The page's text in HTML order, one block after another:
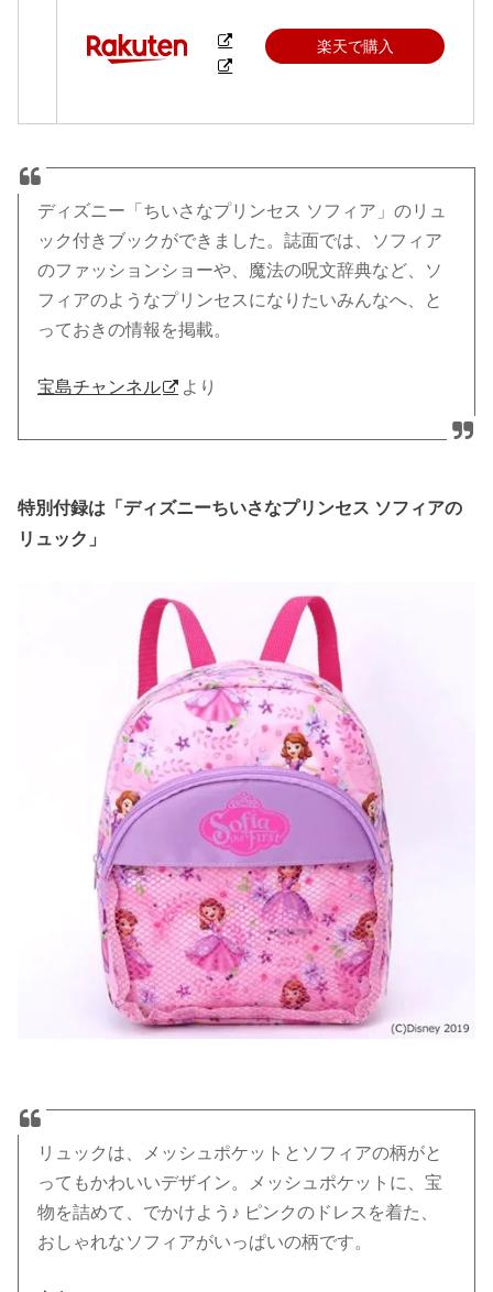
楽天で購入
ディズニー「ちいさなプリンセス ソフィア」のリュ
ック付きブックができました。誌面では、ソフィア
のファッションショーや、魔法の呪文辞典など、ソ
フィアのようなプリンセスになりたいみんなへ、と
っておきの情報を掲載。
宝島チャンネル より
特別付録は「ディズニーちいさなプリンセス ソフィアの
リュック」
リュックは、メッシュポケットとソフィアの柄がと
ってもかわいいデザイン。メッシュポケットに、宝
物を詰めて、でかけよう♪ ピンクのドレスを着た、
おしゃれなソフィアがいっぱいの柄です。